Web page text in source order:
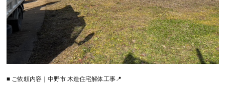
■ ご依頼内容｜中野市 木造住宅解体工事📍